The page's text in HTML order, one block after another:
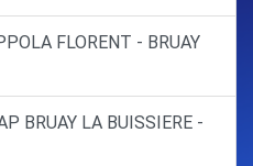
FLORENT - BRUAY
BRUAY LA BUISSIERE -